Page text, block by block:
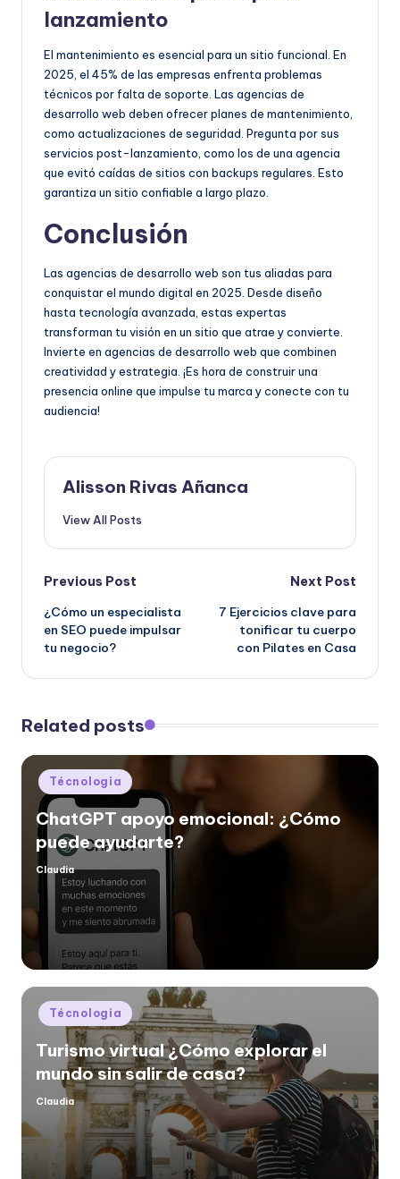
lanzamiento
El mantenimiento es esencial para un sitio funcional. En
2025, el 45% de las empresas enfrenta problemas
técnicos por falta de soporte. Las agencias de
desarrollo web deben ofrecer planes de mantenimiento,
como actualizaciones de seguridad. Pregunta por sus
servicios post-lanzamiento, como los de una agencia
que evitó caídas de sitios con backups regulares. Esto
garantiza un sitio confiable a largo plazo.
Conclusión
Las agencias de desarrollo web son tus aliadas para
conquistar el mundo digital en 2025. Desde diseño
hasta tecnología avanzada, estas expertas
transforman tu visión en un sitio que atrae y convierte.
Invierte en agencias de desarrollo web que combinen
creatividad y estrategia. ¡Es hora de construir una
presencia online que impulse tu marca y conecte con tu
audiencia!
Alisson Rivas Añanca
View All Posts
Post
navigation
Previous Post
¿Cómo un especialista
en SEO puede impulsar
tu negocio?
Next Post
7 Ejercicios clave para
tonificar tu cuerpo
con Pilates en Casa
Related posts
Posted
in
Técnologia
ChatGPT apoyo emocional: ¿Cómo
puede ayudarte?
Posted
Claudia
Posted
in
Técnologia
Turismo virtual ¿Cómo explorar el
mundo sin salir de casa?
Posted
Claudia